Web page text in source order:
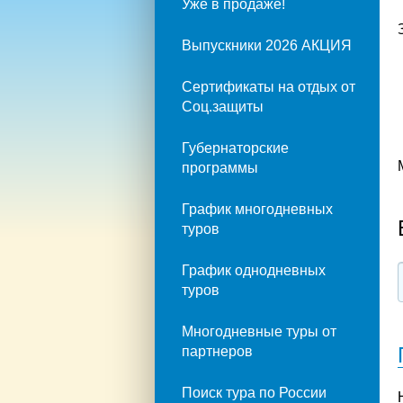
Уже в продаже!
Выпускники 2026 АКЦИЯ
Сертификаты на отдых от
Соц.защиты
Губернаторские
программы
График многодневных
туров
График однодневных
туров
Многодневные туры от
партнеров
Поиск тура по России